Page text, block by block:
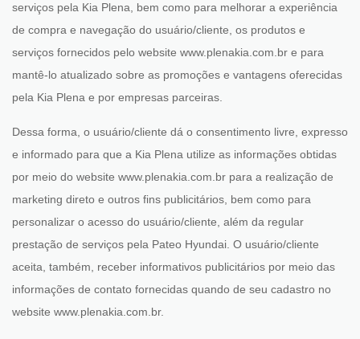
serviços pela Kia Plena, bem como para melhorar a experiência
de compra e navegação do usuário/cliente, os produtos e
serviços fornecidos pelo website www.plenakia.com.br e para
mantê-lo atualizado sobre as promoções e vantagens oferecidas
pela Kia Plena e por empresas parceiras.
Dessa forma, o usuário/cliente dá o consentimento livre, expresso
e informado para que a Kia Plena utilize as informações obtidas
por meio do website www.plenakia.com.br para a realização de
marketing direto e outros fins publicitários, bem como para
personalizar o acesso do usuário/cliente, além da regular
prestação de serviços pela Pateo Hyundai. O usuário/cliente
aceita, também, receber informativos publicitários por meio das
informações de contato fornecidas quando de seu cadastro no
website www.plenakia.com.br.